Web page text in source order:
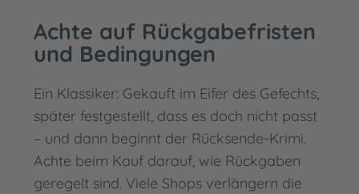
Achte auf Rückgabefristen
und Bedingungen
Ein Klassiker: Gekauft im Eifer des Gefechts,
später festgestellt, dass es doch nicht passt
– und dann beginnt der Rücksende-Krimi.
Achte beim Kauf darauf, wie Rückgaben
geregelt sind. Viele Shops verlängern die